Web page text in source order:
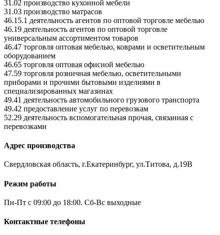
31.02 производство кухонной мебели
31.03 производство матрасов
46.15.1 деятельность агентов по оптовой торговле мебелью
46.19 деятельность агентов по оптовой торговле
универсальным ассортиментом товаров
46.47 торговля оптовая мебелью, коврами и осветительным
оборудованием
46.65 торговля оптовая офисной мебелью
47.59 торговля розничная мебелью, осветительными
приборами и прочими бытовыми изделиями в
специализированных магазинах
49.41 деятельность автомобильного грузового транспорта
49.42 предоставление услуг по перевозкам
52.29 деятельность вспомогательная прочая, связанная с
перевозками
Адрес производства
Свердловская область, г.Екатеринбург, ул.Титова, д.19В
Режим работы
Пн-Пт с 09:00 до 18:00. Сб-Вс выходные
Контактные телефоны